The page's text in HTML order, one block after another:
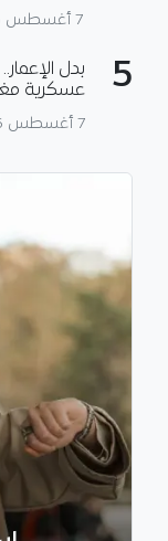
7 أغسطس 2026
5
بدل
عسكرية
7 أغسطس 2026